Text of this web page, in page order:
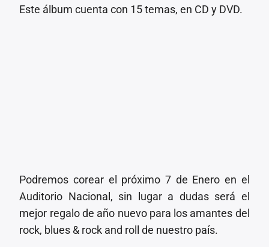
Este álbum cuenta con 15 temas, en CD y DVD.
Podremos corear el próximo 7 de Enero en el
Auditorio Nacional, sin lugar a dudas será el
mejor regalo de año nuevo para los amantes del
rock, blues & rock and roll de nuestro país.